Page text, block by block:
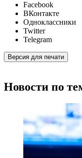
Facebook
ВКонтакте
Одноклассники
Twitter
Telegram
Версия для печати
Новости по